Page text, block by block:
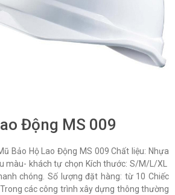
Động MS 009
Bảo Hộ Lao Động MS 009 Chất liệu: Nhựa
màu- khách tự chọn Kích thước: S/M/L/XL
chóng. Số lượng đặt hàng: từ 10 Chiếc
các công trình xây dựng thông thường